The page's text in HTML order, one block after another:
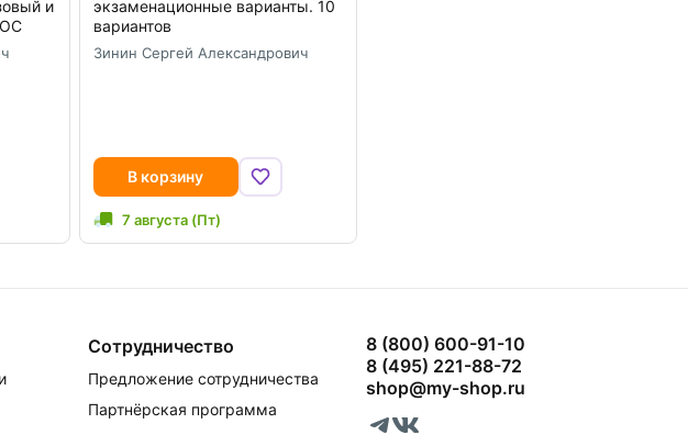
и
экзаменационные варианты. 10
вариантов
Зинин Сергей Александрович
В корзину
7 августа (Пт)
Сотрудничество
Предложение сотрудничества
Партнёрская программа
8 (800) 600-91-10
8 (495) 221-88-72
shop@my-shop.ru